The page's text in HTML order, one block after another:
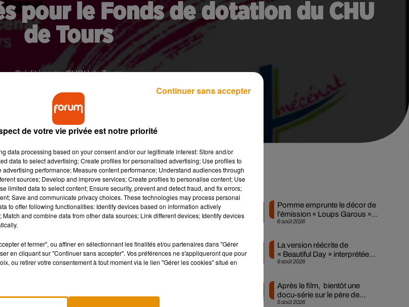
pour le Fonds de dotation du CHU
de Tours
Crédit image:CHRU de Tours
plus de 360 000€, grâce à la
déjà servis à financer 10 projets pour
l’accueil, la prise en charge et la qualité
au réaménagement des espaces d’attente et de
borne pour recharger les téléphones portables.
musicale au sein du pôle médecine afin
la mise en place de séances de natation,
Musique
6 août 2026
Pomme emprunte le décor de
l’émission « Loups Garous »
pour son...
6 août 2026
La version réécrite de
« Beautiful Day » interprétée
lors des...
5 août 2026
Après le film, bientôt une
docu-série sur le père de
Michael Jackson
de votre vie privée est notre priorité
data processing based on your consent and/or our legitimate interest: Store and/or
data to select advertising; Create profiles for personalised advertising; Use profiles to
performance; Measure content performance; Understand audiences through
sources; Develop and improve services; Create profiles to personalise content; Use
limited data to select content; Ensure security, prevent and detect fraud, and fix errors;
Save and communicate privacy choices. These technologies may process personal
to offer following functionalities: Identify devices based on information actively
and combine data from other data sources; Link different devices; Identify devices
et fermer", ou affiner en sélectionnant les finalités et/ou partenaires dans "Gérer
en cliquant sur "Continuer sans accepter". Vos préférences ne s'appliqueront que pour
ou retirer votre consentement à tout moment via le lien "Gérer les cookies" situé en
Continuer sans accepter